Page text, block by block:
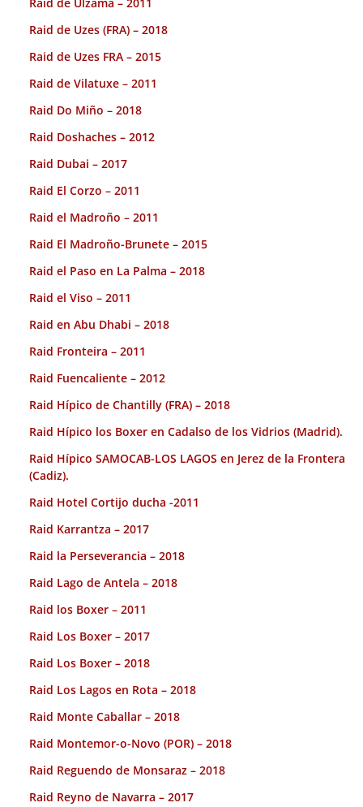
Raid de Uzes (FRA) – 2018
Raid de Uzes FRA – 2015
Raid de Vilatuxe – 2011
Raid Do Miño – 2018
Raid Doshaches – 2012
Raid Dubai – 2017
Raid El Corzo – 2011
Raid el Madroño – 2011
Raid El Madroño-Brunete – 2015
Raid el Paso en La Palma – 2018
Raid el Viso – 2011
Raid en Abu Dhabi – 2018
Raid Fronteira – 2011
Raid Fuencaliente – 2012
Raid Hípico de Chantilly (FRA) – 2018
Raid Hípico los Boxer en Cadalso de los Vidrios (Madrid).
Raid Hípico SAMOCAB-LOS LAGOS en Jerez de la Frontera
(Cadiz).
Raid Hotel Cortijo ducha -2011
Raid Karrantza – 2017
Raid la Perseverancia – 2018
Raid Lago de Antela – 2018
Raid los Boxer – 2011
Raid Los Boxer – 2017
Raid Los Boxer – 2018
Raid Los Lagos en Rota – 2018
Raid Monte Caballar – 2018
Raid Montemor-o-Novo (POR) – 2018
Raid Reguendo de Monsaraz – 2018
Raid Reyno de Navarra – 2017